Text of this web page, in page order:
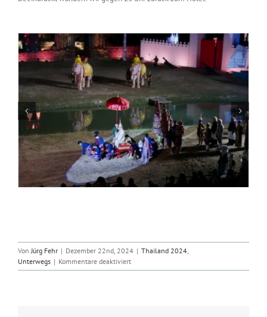
Von Jürg Fehr | Dezember 22nd, 2024 | Thailand 2024
Unterwegs | Kommentare deaktiviertfür
2024-